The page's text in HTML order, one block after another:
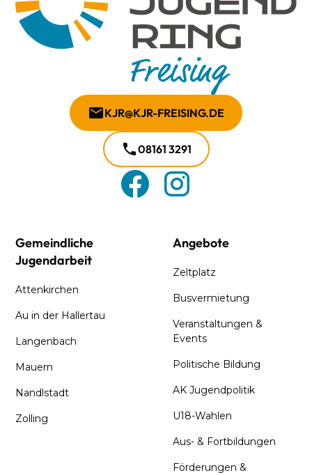
KJR@KJR-FREISING.DE
08161 3291
Gemeindliche
Jugendarbeit
Attenkirchen
Au in der Hallertau
Langenbach
Mauern
Nandlstadt
Zolling
Angebote
Zeltplatz
Busvermietung
Veranstaltungen &
Events
Politische Bildung
AK Jugendpolitik
U18-Wahlen
Aus- & Fortbildungen
Förderungen &